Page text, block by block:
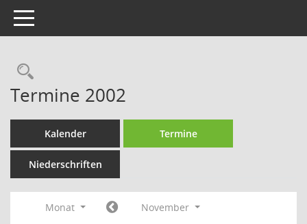
Toggle navigation
Rechercheauswahl
Termine 2002
Kalender Termine
Niederschriften
Monat
November